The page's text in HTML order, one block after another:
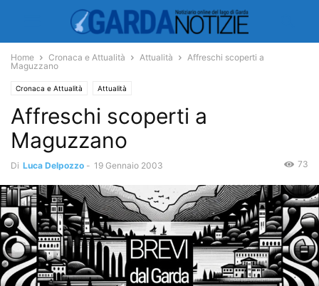
Home Cronaca e Attualità Attualità
Affreschi scoperti a
Maguzzano
Cronaca e Attualità Attualità
Affreschi scoperti a
Maguzzano
Di Luca Delpozzo - 19 Gennaio 2003 73